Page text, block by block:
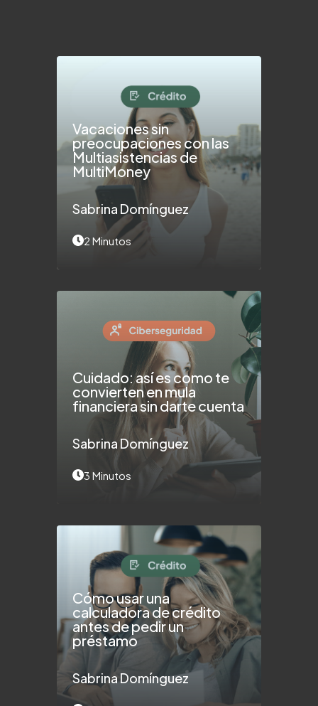
Vacaciones sin
preocupaciones con las
Multiasistencias de
MultiMoney
Sabrina Domínguez
2 Minutos
Cuidado: así es como te
convierten en mula
financiera sin darte cuenta
Sabrina Domínguez
3 Minutos
Cómo usar una
calculadora de crédito
antes de pedir un
préstamo
Sabrina Domínguez